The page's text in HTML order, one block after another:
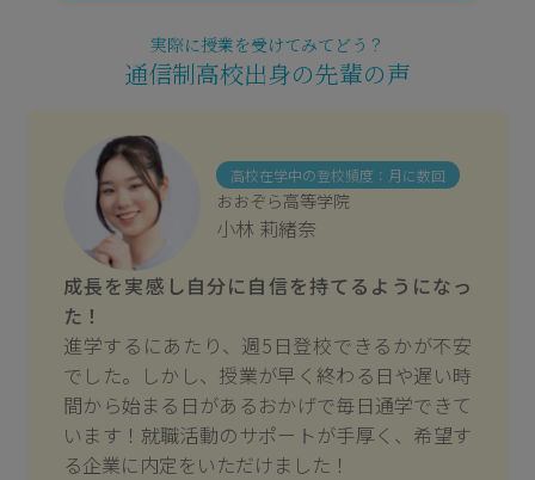
実際に授業を受けてみてどう？
通信制高校出身の先輩の声
高校在学中の登校頻度：月に数回
おおぞら高等学院
小林 莉緒奈
成長を実感し自分に自信を持てるようになっ
た！
進学するにあたり、週5日登校できるかが不安
でした。しかし、授業が早く終わる日や遅い時
間から始まる日があるおかげで毎日通学できて
います！就職活動のサポートが手厚く、希望す
る企業に内定をいただけました！